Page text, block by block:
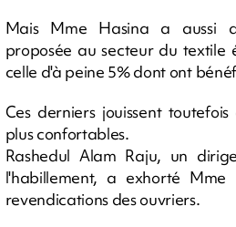
Mais Mme Hasina a aussi
proposée au secteur du textile
celle d'à peine 5% dont ont
Ces derniers jouissent
plus confortables.
Rashedul Alam Raju, un
l'habillement, a exhorté
revendications des ouvriers.